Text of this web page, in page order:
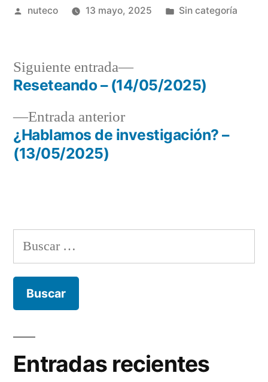
Publicada
nuteco 13 mayo, 2025
Publicada
Sin categoría
Navegación
de
entradas
Entrada anteriorEntrada
anterior:
¿Hablamos de investigación? –
(13/05/2025)
Siguiente entrada
Siguiente
entrada:
Reseteando – (14/05/2025)
Buscar:
Entradas recientes